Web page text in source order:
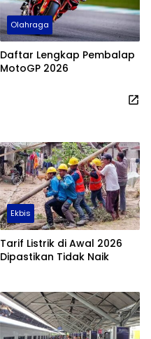
Olahraga
Daftar Lengkap Pembalap
MotoGP 2026
Ekbis
Tarif Listrik di Awal 2026
Dipastikan Tidak Naik